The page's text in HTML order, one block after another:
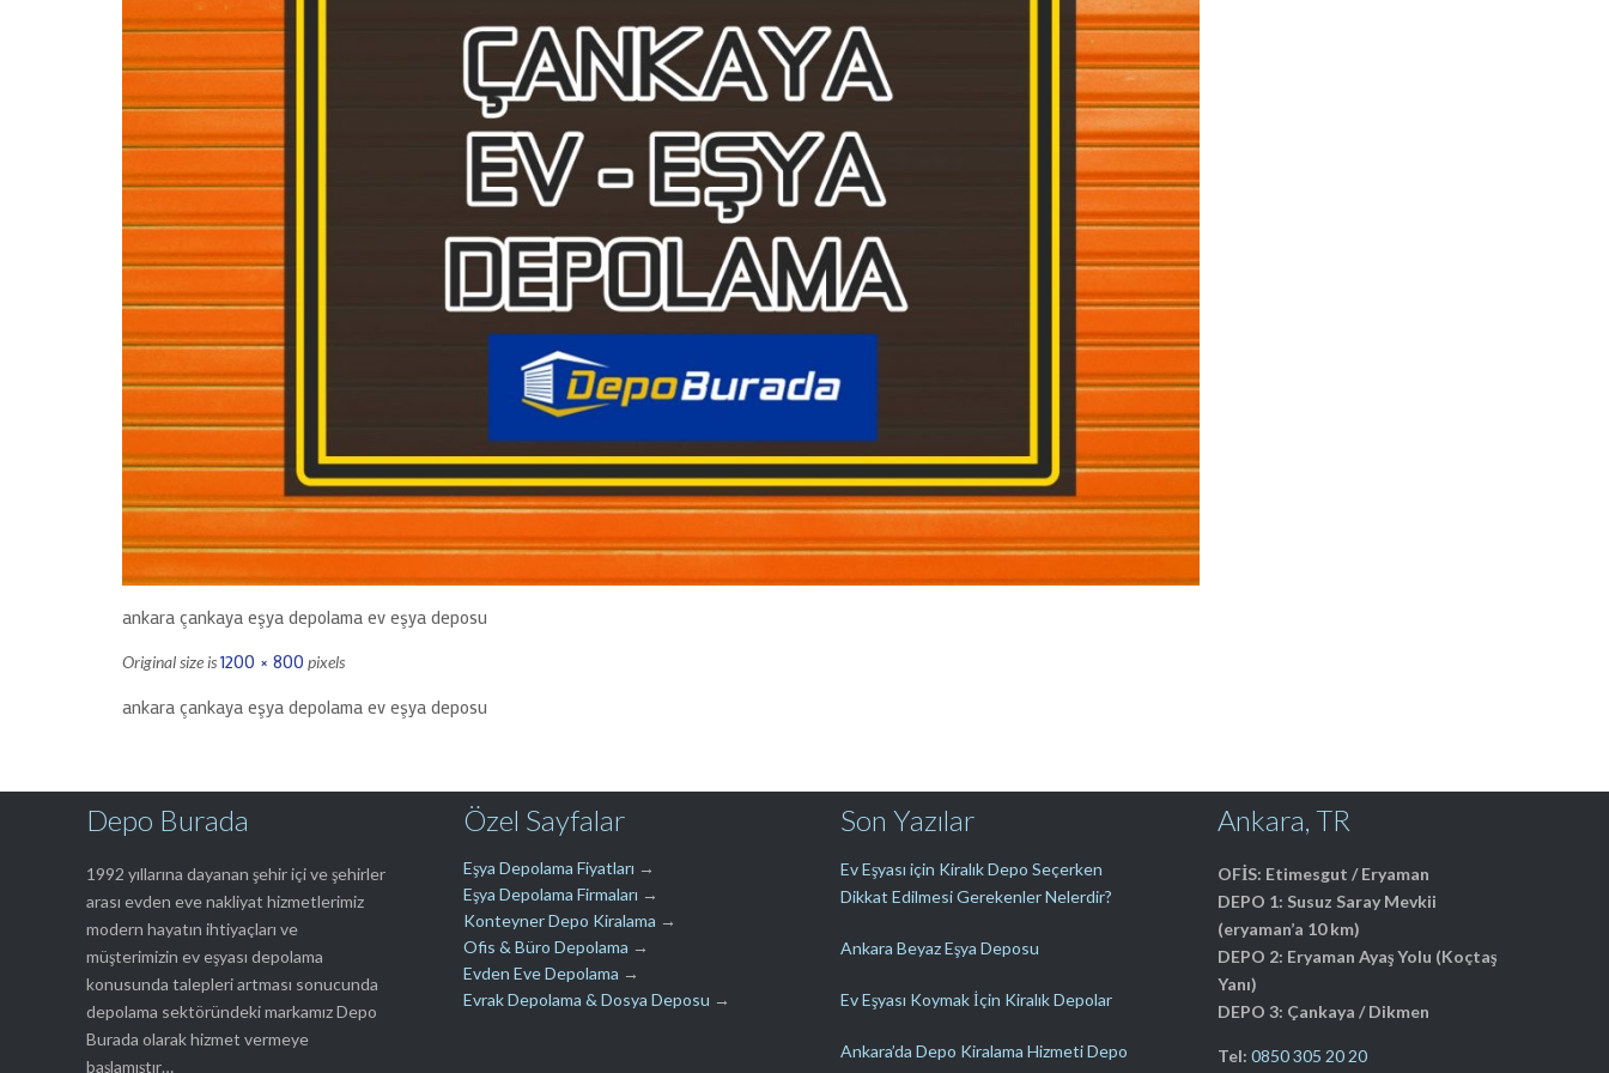
ankara çankaya eşya depolama ev eşya deposu
Original size is1200 × 800 pixels
ankara çankaya eşya depolama ev eşya deposu
Depo Burada
1992 yıllarına dayanan şehir içi ve şehirler
arası evden eve nakliyat hizmetlerimiz
modern hayatın ihtiyaçları ve
müşterimizin ev eşyası depolama
konusunda talepleri artması sonucunda
depolama sektöründeki markamız Depo
Burada olarak hizmet vermeye
başlamıştır…
Özel Sayfalar
Eşya Depolama Fiyatları →
Eşya Depolama Firmaları →
Konteyner Depo Kiralama →
Ofis & Büro Depolama →
Evden Eve Depolama →
Evrak Depolama & Dosya Deposu →
Son Yazılar
Ev Eşyası için Kiralık Depo Seçerken
Dikkat Edilmesi Gerekenler Nelerdir?
Ankara Beyaz Eşya Deposu
Ev Eşyası Koymak İçin Kiralık Depolar
Ankara’da Depo Kiralama Hizmeti Depo
Ankara, TR
OFİS: Etimesgut / Eryaman
DEPO 1: Susuz Saray Mevkii
(eryaman’a 10 km)
DEPO 2: Eryaman Ayaş Yolu (Koçtaş
Yanı)
DEPO 3: Çankaya / Dikmen
Tel: 0850 305 20 20